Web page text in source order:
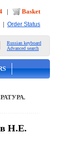
| Basket
| Order Status
Russian keyboard
Advanced search
Н.Е.